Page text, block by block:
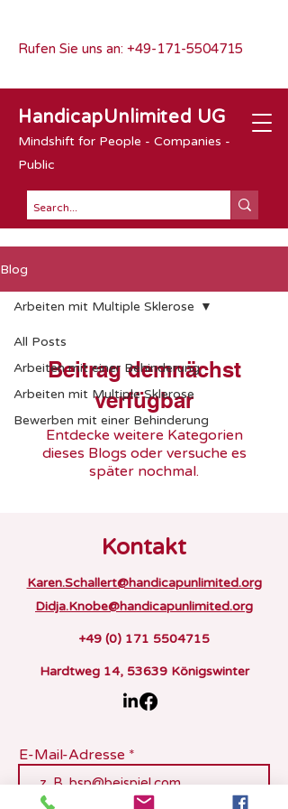
HandicapUnlimited UG
Mindshift for People - Companies -
Public
Rufen Sie uns an: +49-171-5504715
Blog
All Posts
Arbeiten mit einer Behinderung
Arbeiten mit Multiple Sklerose
Bewerben mit einer Behinderung
Arbeiten mit Multiple Sklerose
Beitrag demnächst
verfügbar
Entdecke weitere Kategorien
dieses Blogs oder versuche es
später nochmal.
Kontakt
Karen.Schallert@handicapunlimited.org
Didja.Knobe@handicapunlimited.org
+49 (0) 171 5504715
Hardtweg 14, 53639 Königswinter
E-Mail-Adresse